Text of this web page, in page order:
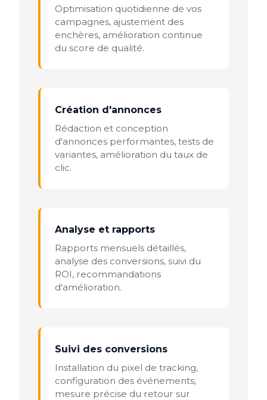
Optimisation quotidienne de vos
campagnes, ajustement des
enchères, amélioration continue
du score de qualité.
Création d'annonces
Rédaction et conception
d'annonces performantes, tests de
variantes, amélioration du taux de
clic.
Analyse et rapports
Rapports mensuels détaillés,
analyse des conversions, suivi du
ROI, recommandations
d'amélioration.
Suivi des conversions
Installation du pixel de tracking,
configuration des événements,
mesure précise du retour sur